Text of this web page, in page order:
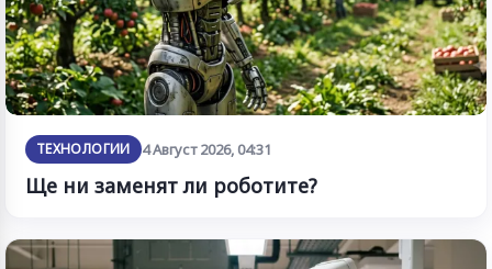
ТЕХНОЛОГИИ 4 Август 2026, 04:31
Ще ни заменят ли роботите?